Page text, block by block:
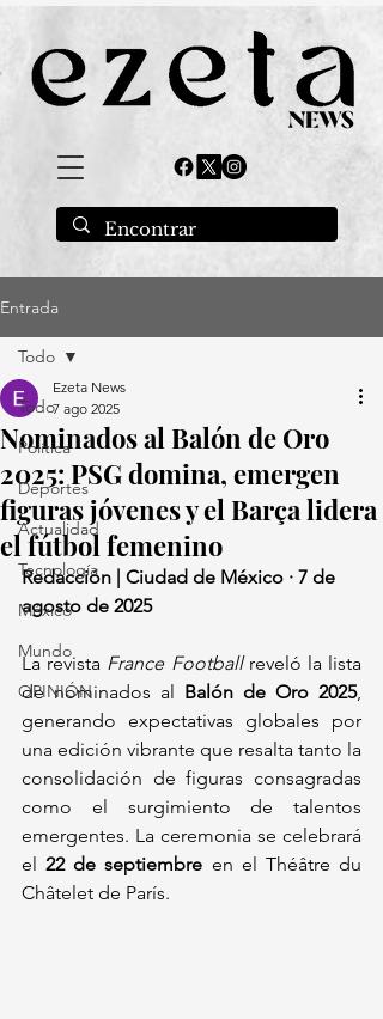
Entrada
Todo
Política
Deportes
Actualidad
Tecnología
México
Mundo
OPINIÓN
Todo
Nominados al Balón de Oro
2025: PSG domina, emergen
figuras jóvenes y el Barça lidera
el fútbol femenino
Ezeta News
7 ago 2025
Redacción | Ciudad de México · 7 de
agosto de 2025
La revista France Football reveló la lista
de nominados al Balón de Oro 2025,
generando expectativas globales por
una edición vibrante que resalta tanto la
consolidación de figuras consagradas
como el surgimiento de talentos
emergentes. La ceremonia se celebrará
el 22 de septiembre en el Théâtre du
Châtelet de París.